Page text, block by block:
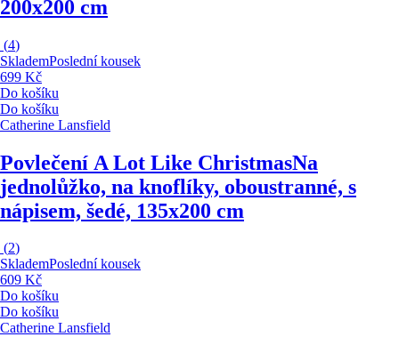
200x200 cm
(4)
SklademPoslední kousek
699 Kč
Do košíku
Do košíku
Catherine Lansfield
Povlečení A Lot Like ChristmasNa
jednolůžko, na knoflíky, oboustranné, s
nápisem, šedé, 135x200 cm
(2)
SklademPoslední kousek
609 Kč
Do košíku
Do košíku
Catherine Lansfield